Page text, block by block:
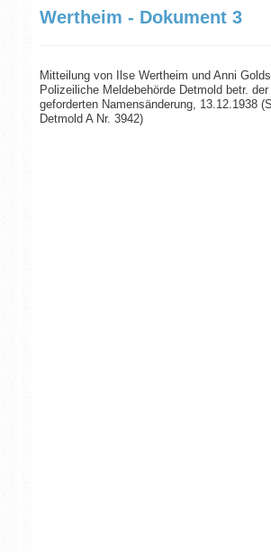
Wertheim - Dokument 3
Mitteilung von Ilse Wertheim und Anni
Polizeiliche Meldebehörde Detmold betr.
geforderten Namensänderung, 13.12.1938
Detmold A Nr. 3942)